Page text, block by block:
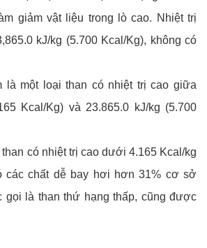
giảm vật liệu trong lò cao. Nhiệt trị
kJ/kg (5.700 Kcal/Kg), không có
là một loại than có nhiệt trị cao giữa
Kcal/Kg) và 23.865.0 kJ/kg (5.700
có nhiệt trị cao dưới 4.165 Kcal/kg
các chất dễ bay hơi hơn 31% cơ sở
gọi là than thứ hạng thấp, cũng được